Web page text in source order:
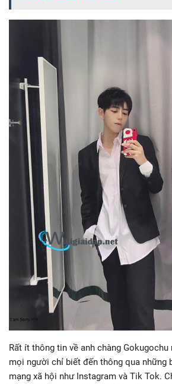
Rất ít thông tin về anh chàng
mọi người chỉ biết đến thông qua những
mạng xã hội như Instagram và Tik Tok.